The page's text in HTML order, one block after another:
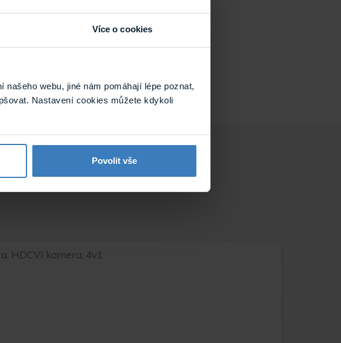
Více o cookies
webu, jiné nám pomáhají lépe poznat,
Nastavení cookies můžete kdykoli
Povolit vše
HDCVI kamera, 4v1